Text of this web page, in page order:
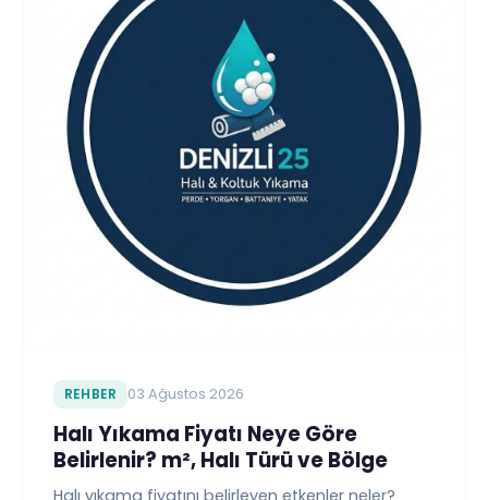
REHBER 03 Ağustos 2026
Halı Yıkama Fiyatı Neye Göre
Belirlenir? m², Halı Türü ve Bölge